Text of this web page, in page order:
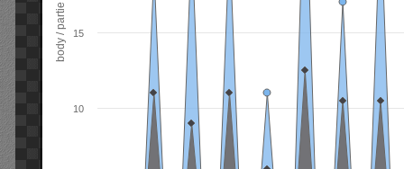
body / partie
10
15